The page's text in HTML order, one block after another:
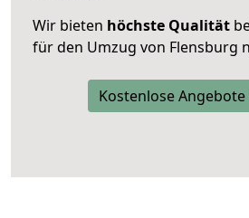
Wir bieten höchste Qualität
für den Umzug von Flensburg
Kostenlose